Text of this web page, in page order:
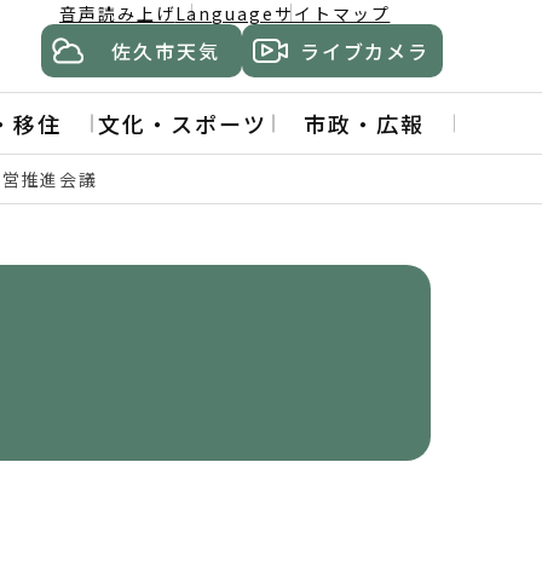
音声読み上げLanguage サイトマップ
佐久市天気 ライブカメラ
移住 文化・スポーツ 市政・広報
推進会議